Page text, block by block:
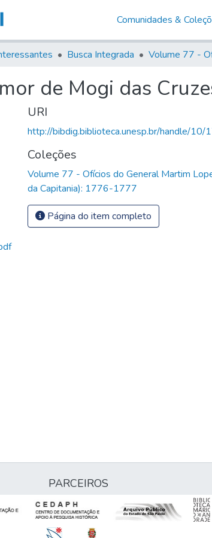
Comunidades &
Busca Integrada
de Mogi das
URI
http://bibdig.biblioteca.unesp.br/handle/10/
Coleções
Volume 77 - Ofícios do General Martim
da Capitania): 1776-1777
Página do item completo
PARCEIROS